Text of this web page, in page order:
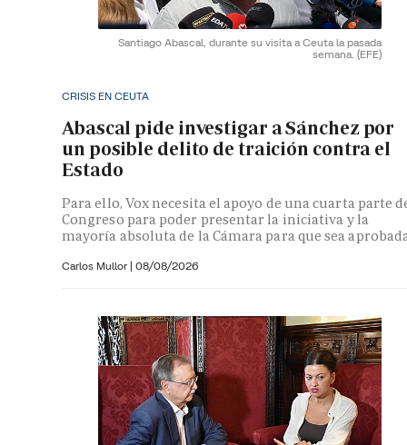
Santiago Abascal, durante su visita a Ceuta la pasada
semana. (EFE)
CRISIS EN CEUTA
Abascal pide investigar a Sánchez por
un posible delito de traición contra el
Estado
Para ello, Vox necesita el apoyo de una cuarta parte
Congreso para poder presentar la iniciativa y la
mayoría absoluta de la Cámara para que sea
Carlos Mullor | 08/08/2026